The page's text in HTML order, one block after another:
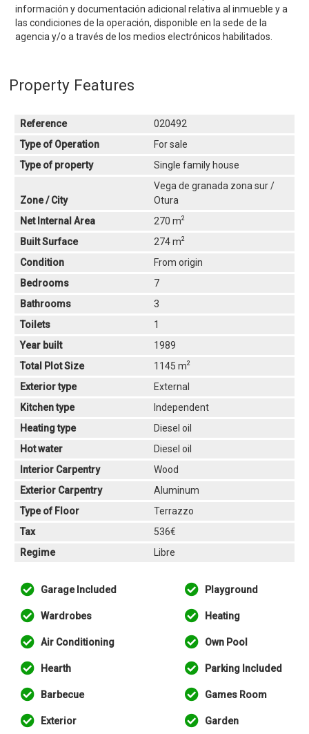
información y documentación adicional relativa al inmueble y a
las condiciones de la operación, disponible en la sede de la
agencia y/o a través de los medios electrónicos habilitados.
Property Features
Reference
020492
Type of Operation
For sale
Type of property
Single family house
Zone / City
Vega de granada zona sur /
Otura
Net Internal Area
270 m2
Built Surface 274 m2
Condition
From origin
Bedrooms
7
Bathrooms
3
Toilets
1
Year built
1989
Total Plot Size
1145 m2
Exterior type
External
Kitchen type
Independent
Heating type
Diesel oil
Hot water
Diesel oil
Interior Carpentry
Wood
Exterior Carpentry
Aluminum
Type of Floor
Terrazzo
Tax
536€
Regime
Libre
Garage Included Playground
Wardrobes Heating
Air Conditioning Own Pool
Hearth Parking Included
Barbecue Games Room
Exterior Garden